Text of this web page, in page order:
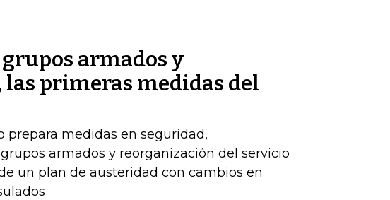
armados y
las primeras medidas del
prepara medidas en seguridad,
armados y reorganización del servicio
un plan de austeridad con cambios en